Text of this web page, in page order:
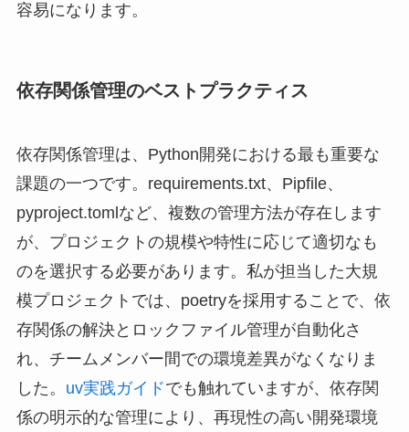
容易になります。
依存関係管理のベストプラクティス
依存関係管理は、Python開発における最も重要な
課題の一つです。requirements.txt、Pipfile、
pyproject.tomlなど、複数の管理方法が存在します
が、プロジェクトの規模や特性に応じて適切なも
のを選択する必要があります。私が担当した大規
模プロジェクトでは、poetryを採用することで、依
存関係の解決とロックファイル管理が自動化さ
れ、チームメンバー間での環境差異がなくなりま
した。 uv実践ガイドでも触れていますが、依存関
係の明示的な管理により、再現性の高い開発環境